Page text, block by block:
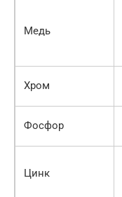
Медь
Хром
Фосфор
Цинк